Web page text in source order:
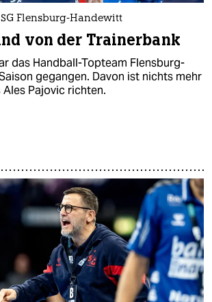
Flensburg-Handewitt
von der Trainerbank
das Handball-Topteam Flensburg-
gegangen. Davon ist nichts mehr
Pajovic richten.